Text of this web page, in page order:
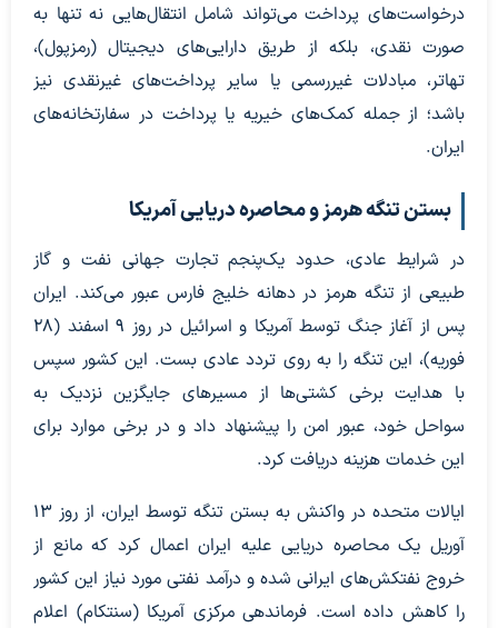
درخواست‌های پرداخت می‌تواند شامل انتقال‌هایی نه تنها به
صورت نقدی، بلکه از طریق دارایی‌های دیجیتال (رمزپول)،
تهاتر، مبادلات غیررسمی یا سایر پرداخت‌های غیرنقدی نیز
باشد؛ از جمله کمک‌های خیریه یا پرداخت در سفارتخانه‌های
ایران.
بستن تنگه هرمز و محاصره دریایی آمریکا
در شرایط عادی، حدود یک‌پنجم تجارت جهانی نفت و گاز
طبیعی از تنگه هرمز در دهانه خلیج فارس عبور می‌کند. ایران
پس از آغاز جنگ توسط آمریکا و اسرائیل در روز ۹ اسفند (۲۸
فوریه)، این تنگه را به روی تردد عادی بست. این کشور سپس
با هدایت برخی کشتی‌ها از مسیرهای جایگزین نزدیک به
سواحل خود، عبور امن را پیشنهاد داد و در برخی موارد برای
این خدمات هزینه دریافت کرد.
ایالات متحده در واکنش به بستن تنگه توسط ایران، از روز ۱۳
آوریل یک محاصره دریایی علیه ایران اعمال کرد که مانع از
خروج نفتکش‌های ایرانی شده و درآمد نفتی مورد نیاز این کشور
را کاهش داده است. فرماندهی مرکزی آمریکا (سنتکام) اعلام